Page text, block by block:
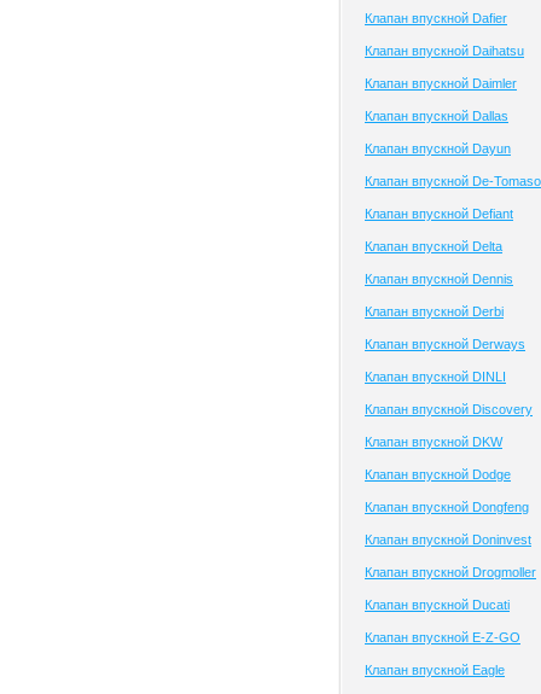
Клапан впускной Dafier
Клапан впускной Daihatsu
Клапан впускной Daimler
Клапан впускной Dallas
Клапан впускной Dayun
Клапан впускной De-Tomaso
Клапан впускной Defiant
Клапан впускной Delta
Клапан впускной Dennis
Клапан впускной Derbi
Клапан впускной Derways
Клапан впускной DINLI
Клапан впускной Discovery
Клапан впускной DKW
Клапан впускной Dodge
Клапан впускной Dongfeng
Клапан впускной Doninvest
Клапан впускной Drogmoller
Клапан впускной Ducati
Клапан впускной E-Z-GO
Клапан впускной Eagle